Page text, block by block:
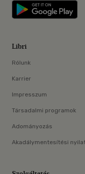
Libri
Rólunk
Karrier
Impresszum
Társadalmi programok
Adományozás
Akadálymentesítési